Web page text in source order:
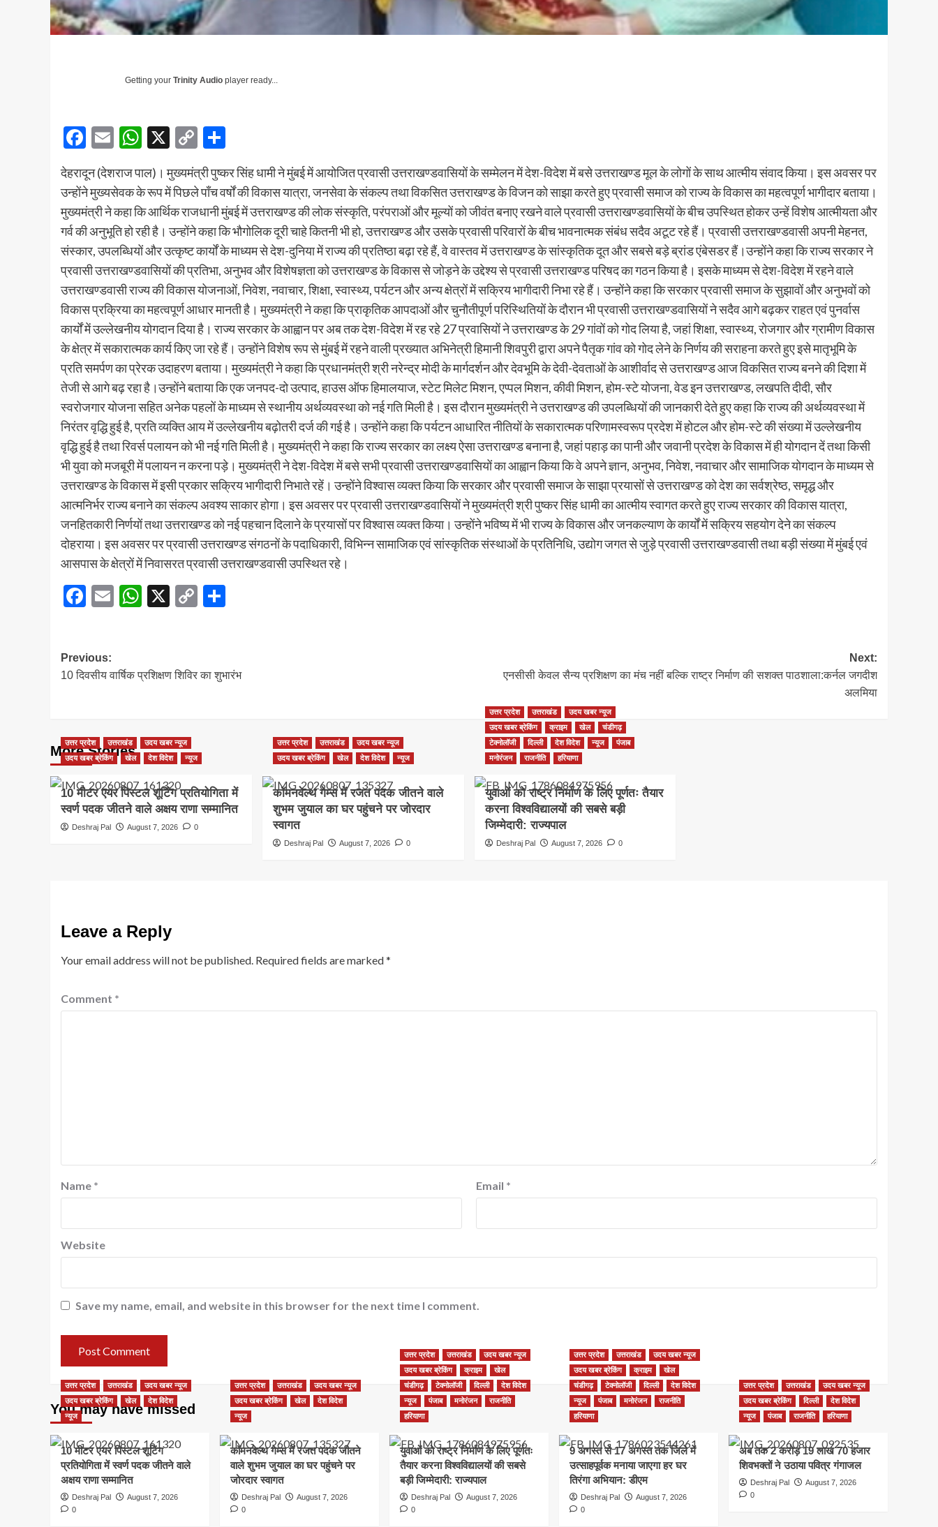
Getting your Trinity Audio player ready...
Facebook
EmailWhatsApp
X
Copy
Link
देहरादून (देशराज पाल)। मुख्यमंत्री पुष्कर सिंह धामी ने मुंबई में आयोजित प्रवासी उत्तराखण्डवासियों के सम्मेलन में देश-विदेश में बसे उत्तराखण्ड मूल के लोगों के साथ आत्मीय संवाद किया। इस अवसर पर
उन्होंने मुख्यसेवक के रूप में पिछले पाँच वर्षों की विकास यात्रा, जनसेवा के संकल्प तथा विकसित उत्तराखण्ड के विजन को साझा करते हुए प्रवासी समाज को राज्य के विकास का महत्वपूर्ण भागीदार बताया।
मुख्यमंत्री ने कहा कि आर्थिक राजधानी मुंबई में उत्तराखण्ड की लोक संस्कृति, परंपराओं और मूल्यों को जीवंत बनाए रखने वाले प्रवासी उत्तराखण्डवासियों के बीच उपस्थित होकर उन्हें विशेष आत्मीयता और
गर्व की अनुभूति हो रही है। उन्होंने कहा कि भौगोलिक दूरी चाहे कितनी भी हो, उत्तराखण्ड और उसके प्रवासी परिवारों के बीच भावनात्मक संबंध सदैव अटूट रहे हैं। प्रवासी उत्तराखण्डवासी अपनी मेहनत,
संस्कार, उपलब्धियों और उत्कृष्ट कार्यों के माध्यम से देश-दुनिया में राज्य की प्रतिष्ठा बढ़ा रहे हैं, वे वास्तव में उत्तराखण्ड के सांस्कृतिक दूत और सबसे बड़े ब्रांड एंबेसडर हैं।उन्होंने कहा कि राज्य सरकार ने
प्रवासी उत्तराखण्डवासियों की प्रतिभा, अनुभव और विशेषज्ञता को उत्तराखण्ड के विकास से जोड़ने के उद्देश्य से प्रवासी उत्तराखण्ड परिषद का गठन किया है। इसके माध्यम से देश-विदेश में रहने वाले
उत्तराखण्डवासी राज्य की विकास योजनाओं, निवेश, नवाचार, शिक्षा, स्वास्थ्य, पर्यटन और अन्य क्षेत्रों में सक्रिय भागीदारी निभा रहे हैं। उन्होंने कहा कि सरकार प्रवासी समाज के सुझावों और अनुभवों को
विकास प्रक्रिया का महत्वपूर्ण आधार मानती है। मुख्यमंत्री ने कहा कि प्राकृतिक आपदाओं और चुनौतीपूर्ण परिस्थितियों के दौरान भी प्रवासी उत्तराखण्डवासियों ने सदैव आगे बढ़कर राहत एवं पुनर्वास
कार्यों में उल्लेखनीय योगदान दिया है। राज्य सरकार के आह्वान पर अब तक देश-विदेश में रह रहे 27 प्रवासियों ने उत्तराखण्ड के 29 गांवों को गोद लिया है, जहां शिक्षा, स्वास्थ्य, रोजगार और ग्रामीण विकास
के क्षेत्र में सकारात्मक कार्य किए जा रहे हैं। उन्होंने विशेष रूप से मुंबई में रहने वाली प्रख्यात अभिनेत्री हिमानी शिवपुरी द्वारा अपने पैतृक गांव को गोद लेने के निर्णय की सराहना करते हुए इसे मातृभूमि के
प्रति समर्पण का प्रेरक उदाहरण बताया। मुख्यमंत्री ने कहा कि प्रधानमंत्री श्री नरेन्द्र मोदी के मार्गदर्शन और देवभूमि के देवी-देवताओं के आशीर्वाद से उत्तराखण्ड आज विकसित राज्य बनने की दिशा में
तेजी से आगे बढ़ रहा है।उन्होंने बताया कि एक जनपद-दो उत्पाद, हाउस ऑफ हिमालयाज, स्टेट मिलेट मिशन, एप्पल मिशन, कीवी मिशन, होम-स्टे योजना, वेड इन उत्तराखण्ड, लखपति दीदी, सौर
स्वरोजगार योजना सहित अनेक पहलों के माध्यम से स्थानीय अर्थव्यवस्था को नई गति मिली है। इस दौरान मुख्यमंत्री ने उत्तराखण्ड की उपलब्धियों की जानकारी देते हुए कहा कि राज्य की अर्थव्यवस्था में
निरंतर वृद्धि हुई है, प्रति व्यक्ति आय में उल्लेखनीय बढ़ोतरी दर्ज की गई है। उन्होंने कहा कि पर्यटन आधारित नीतियों के सकारात्मक परिणामस्वरूप प्रदेश में होटल और होम-स्टे की संख्या में उल्लेखनीय
वृद्धि हुई है तथा रिवर्स पलायन को भी नई गति मिली है। मुख्यमंत्री ने कहा कि राज्य सरकार का लक्ष्य ऐसा उत्तराखण्ड बनाना है, जहां पहाड़ का पानी और जवानी प्रदेश के विकास में ही योगदान दें तथा किसी
भी युवा को मजबूरी में पलायन न करना पड़े। मुख्यमंत्री ने देश-विदेश में बसे सभी प्रवासी उत्तराखण्डवासियों का आह्वान किया कि वे अपने ज्ञान, अनुभव, निवेश, नवाचार और सामाजिक योगदान के माध्यम से
उत्तराखण्ड के विकास में इसी प्रकार सक्रिय भागीदारी निभाते रहें। उन्होंने विश्वास व्यक्त किया कि सरकार और प्रवासी समाज के साझा प्रयासों से उत्तराखण्ड को देश का सर्वश्रेष्ठ, समृद्ध और
आत्मनिर्भर राज्य बनाने का संकल्प अवश्य साकार होगा। इस अवसर पर प्रवासी उत्तराखण्डवासियों ने मुख्यमंत्री श्री पुष्कर सिंह धामी का आत्मीय स्वागत करते हुए राज्य सरकार की विकास यात्रा,
जनहितकारी निर्णयों तथा उत्तराखण्ड को नई पहचान दिलाने के प्रयासों पर विश्वास व्यक्त किया। उन्होंने भविष्य में भी राज्य के विकास और जनकल्याण के कार्यों में सक्रिय सहयोग देने का संकल्प
दोहराया। इस अवसर पर प्रवासी उत्तराखण्ड संगठनों के पदाधिकारी, विभिन्न सामाजिक एवं सांस्कृतिक संस्थाओं के प्रतिनिधि, उद्योग जगत से जुड़े प्रवासी उत्तराखण्डवासी तथा बड़ी संख्या में मुंबई एवं
आसपास के क्षेत्रों में निवासरत प्रवासी उत्तराखण्डवासी उपस्थित रहे।
Facebook
EmailWhatsApp
X
Copy
Post
navigation
Previous:
10 दिवसीय वार्षिक प्रशिक्षण शिविर का शुभारंभ
Next:
एनसीसी केवल सैन्य प्रशिक्षण का मंच नहीं बल्कि राष्ट्र निर्माण की सशक्त पाठशाला:कर्नल जगदीश
अलमिया
More Stories
उत्तर प्रदेश उत्तराखंड
उदय खबर न्यूज
उदय खबर ब्रेकिंग
खेल देश विदेश न्यूज
10 मीटर एयर पिस्टल शूटिंग प्रतियोगिता में
स्वर्ण पदक जीतने वाले अक्षय राणा सम्मानित
Deshraj Pal August 7, 2026 0
उत्तर प्रदेश उत्तराखंड
उदय खबर न्यूज
उदय खबर ब्रेकिंग
खेल देश विदेश न्यूज
कॉमनवेल्थ गेम्स में रजत पदक जीतने वाले
शुभम जुयाल का घर पहुंचने पर जोरदार
स्वागत
Deshraj Pal August 7, 2026 0
उत्तर प्रदेश उत्तराखंड
उदय खबर न्यूज
उदय खबर ब्रेकिंग
क्राइम खेल
चंडीगढ़
टेक्नोलॉजी
दिल्ली देश विदेश न्यूज
पंजाब
मनोरंजन
राजनीति हरियाणा
युवाओं को राष्ट्र निर्माण के लिए पूर्णतः तैयार
करना विश्वविद्यालयों की सबसे बड़ी
जिम्मेदारी: राज्यपाल
Deshraj Pal August 7, 2026 0
Leave a Reply
Your email address will not be published. Required fields are marked*
Comment *
Name * Email *
Website
Save my name, email, and website in this browser for the next time I comment.
You may have missed
उत्तर प्रदेश उत्तराखंड
उदय खबर न्यूज
उदय खबर ब्रेकिंग
खेल
देश विदेश
न्यूज
10 मीटर एयर पिस्टल शूटिंग
प्रतियोगिता में स्वर्ण पदक जीतने वाले
अक्षय राणा सम्मानित
Deshraj Pal
August 7, 2026
0
उत्तर प्रदेश उत्तराखंड
उदय खबर न्यूज
उदय खबर ब्रेकिंग
खेल
देश विदेश
न्यूज
कॉमनवेल्थ गेम्स में रजत पदक जीतने
वाले शुभम जुयाल का घर पहुंचने पर
जोरदार स्वागत
Deshraj Pal
August 7, 2026
0
उत्तर प्रदेश उत्तराखंड
उदय खबर न्यूज
उदय खबर ब्रेकिंग
क्राइम
खेल
चंडीगढ़
टेक्नोलॉजी दिल्ली
देश विदेश
न्यूज
पंजाब मनोरंजन
राजनीति
हरियाणा
युवाओं को राष्ट्र निर्माण के लिए पूर्णतः
तैयार करना विश्वविद्यालयों की सबसे
बड़ी जिम्मेदारी: राज्यपाल
Deshraj Pal
August 7, 2026
0
उत्तर प्रदेश उत्तराखंड
उदय खबर न्यूज
उदय खबर ब्रेकिंग
क्राइम
खेल
चंडीगढ़
टेक्नोलॉजी दिल्ली
देश विदेश
न्यूज
पंजाब मनोरंजन
राजनीति
हरियाणा
9 अगस्त से 17 अगस्त तक जिले में
उत्साहपूर्वक मनाया जाएगा हर घर
तिरंगा अभियान: डीएम
Deshraj Pal
August 7, 2026
0
उत्तर प्रदेश उत्तराखंड
उदय खबर न्यूज
उदय खबर ब्रेकिंग
दिल्ली
देश विदेश
न्यूज
पंजाब राजनीति हरियाणा
अब तक 2 करोड़ 19 लाख 70 हजार
शिवभक्तों ने उठाया पवित्र गंगाजल
Deshraj Pal
August 7, 2026
0